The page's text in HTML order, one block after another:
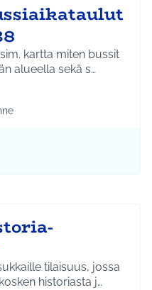
kartta miten bussit
alueella sekä s…
Koko Tuusula
mukaan: Infra ja liikenne
tilaisuus, jossa
historiasta j…